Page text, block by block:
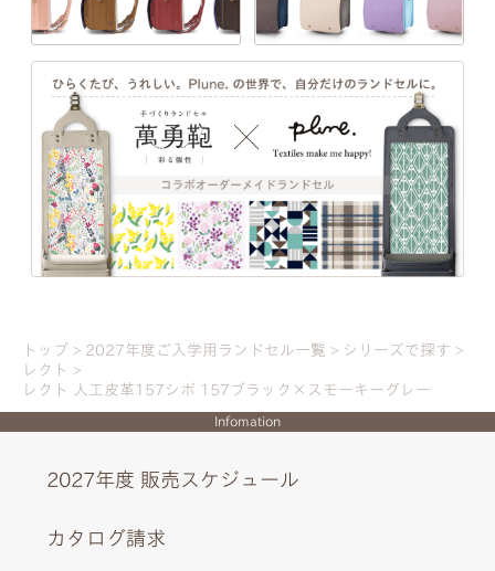
トップ 2027年度ご入学用ランドセル一覧
シリーズで探す
レクト
レクト 人工皮革157シボ 157ブラック×スモーキーグレー
Infomation
2027年度 販売スケジュール
カタログ請求